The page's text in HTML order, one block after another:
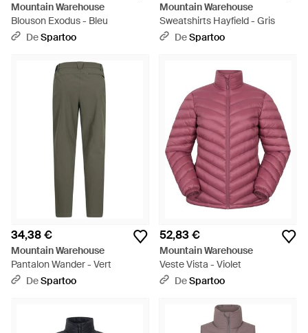
Mountain Warehouse
Blouson Exodus - Bleu
DeSpartoo
Mountain Warehouse
Sweatshirts Hayfield - Gris
DeSpartoo
34,38 €
Mountain Warehouse
Pantalon Wander - Vert
DeSpartoo
52,83 €
Mountain Warehouse
Veste Vista - Violet
DeSpartoo